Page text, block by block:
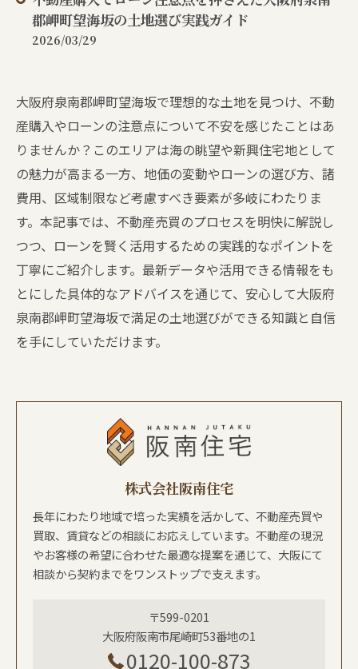
郡岬町望海坂の土地選び実践ガイド
2026/03/29
大阪府泉南郡岬町望海坂で理想的な土地を見つけ、不動
産購入やローンの注意点について不安を感じたことはあ
りませんか？このエリアは海の眺望や新興住宅地として
の魅力が高まる一方、地価の変動やローンの選び方、諸
費用、区域制限など考慮すべき要素が多岐にわたりま
す。本記事では、不動産売買のプロセスを明快に解説し
つつ、ローンを賢く活用するための実践的なポイントを
丁寧にご紹介します。最新データや活用できる情報をも
とにした具体的なアドバイスを通じて、安心して大阪府
泉南郡岬町望海坂で満足の土地選びができる知識と自信
を手にしていただけます。
株式会社阪南住宅
長年にわたり地域で培った実績を活かして、不動産売買や
買取、賃貸などの相談にお応えしています。不動産の現況
やお客様の希望に合わせた最適な提案を通じて、大阪にて
相談から契約までをワンストップで支えます。
〒599-0201
大阪府阪南市尾崎町53番地の1
0120-100-873